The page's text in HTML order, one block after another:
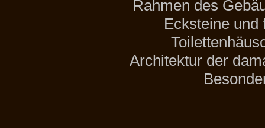
Rahmen des
Ecksteine und
Architektur der